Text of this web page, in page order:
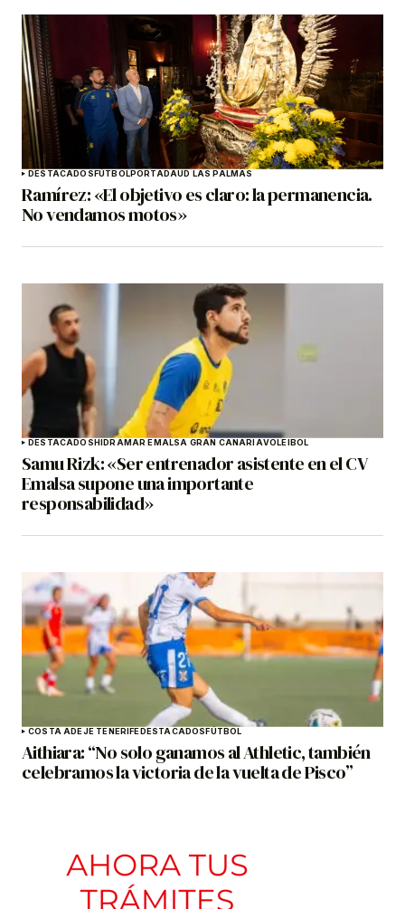
DESTACADOSFÚTBOLPORTADAUD LAS PALMAS
Ramírez: «El objetivo es claro: la permanencia.
No vendamos motos»
DESTACADOSHIDRAMAR EMALSA GRAN CANARIAVOLEIBOL
Samu Rizk: «Ser entrenador asistente en el CV
Emalsa supone una importante
responsabilidad»
COSTA ADEJE TENERIFEDESTACADOSFÚTBOL
Aithiara: “No solo ganamos al Athletic, también
celebramos la victoria de la vuelta de Pisco”